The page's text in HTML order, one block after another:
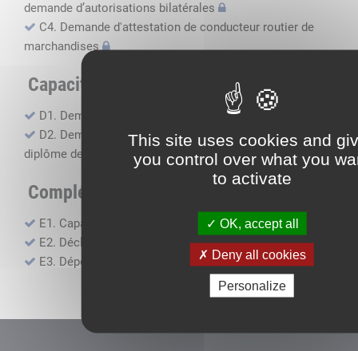
This site uses cookies and
you control over what you
to activate
OK, accept all
Deny all cookies
Personalize
demande d’autorisations bilatérales
C4. Demande d'attestation de conducteur routier de
marchandises
Capacité professionnelle
D1. Demande d’attestation de capacité professionnelle
D2. Demande de certificat attestant l'obtention du
diplôme de capacité professionnelle
Compléments, suivi financier
E1. Capacité financière
E2. Déclaration de sous-traitance
E3. Dépôt des comptes annuels